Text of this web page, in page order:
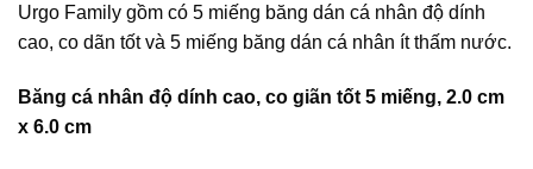
Urgo Family gồm có 5 miếng băng dán cá nhân độ dính
cao, co dãn tốt và 5 miếng băng dán cá nhân ít thấm nước.
Băng cá nhân độ dính cao, co giãn tốt 5 miếng, 2.0 cm
x 6.0 cm